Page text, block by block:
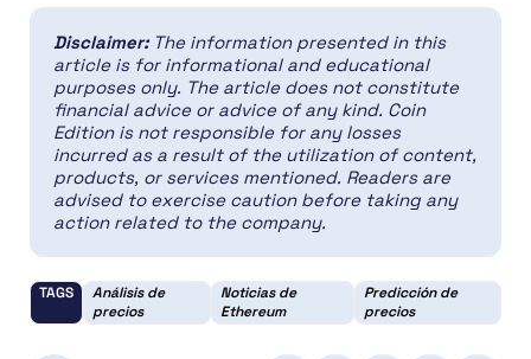
Disclaimer: The information presented in this
article is for informational and educational
purposes only. The article does not constitute
financial advice or advice of any kind. Coin
Edition is not responsible for any losses
incurred as a result of the utilization of content,
products, or services mentioned. Readers are
advised to exercise caution before taking any
action related to the company.
TAGS
Análisis de
precios
Noticias de
Ethereum
Predicción de
precios